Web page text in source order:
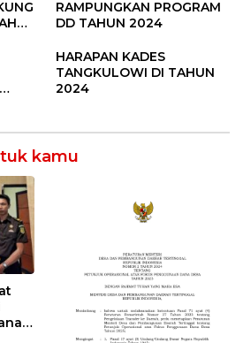
RAMPUNGKAN PROGRAM
DD TAHUN 2024
HARAPAN KADES
TANGKULOWI DI TAHUN
2024
kamu